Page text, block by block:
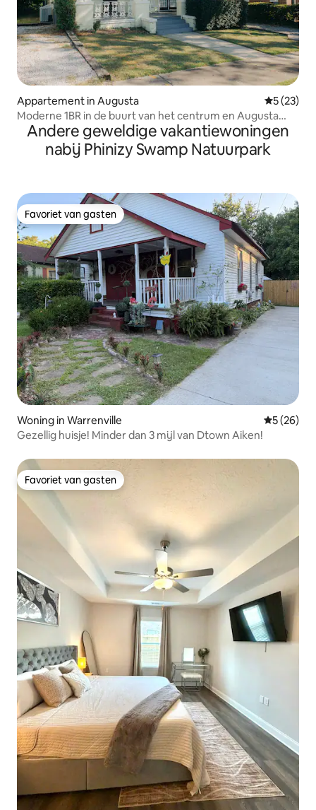
Appartement in Augusta
5 (23)
Moderne 1BR in de buurt van het centrum en Augusta
National
Andere geweldige vakantiewoningen
nabij Phinizy Swamp Natuurpark
Favoriet van gasten
Favoriet van gasten
Woning in Warrenville
5 (26)
Gezellig huisje! Minder dan 3 mijl van Dtown Aiken!
Favoriet van gasten
Favoriet van gasten